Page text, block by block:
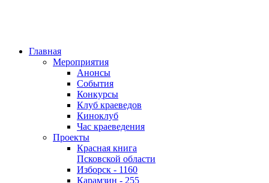
Главная
Мероприятия
Анонсы
События
Конкурсы
Клуб краеведов
Киноклуб
Час краеведения
Проекты
Красная книга
Псковской области
Изборск - 1160
Карамзин - 255